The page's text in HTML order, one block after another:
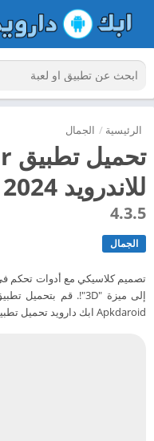
الرئيسية / الجمال
للاندرويد 2024
4.3.5
الجمال
تصميم كلاسيكي مع أدوات تحكم في
Apkdaroid ابك دارويد تحميل تطبيق Mirror مهكر للاندرويد 2024 – ابك دارويد